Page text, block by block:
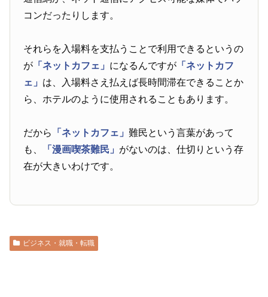
コンだったりします。
それらを入場料を支払うことで利用できるというの
が 「ネットカフェ」 になるんですが 「ネットカフ
ェ」 は、入場料さえ払えば長時間滞在できることか
ら、ホテルのように使用されることもあります。
だから 「ネットカフェ」難民という言葉があって
も、
「漫画喫茶難民」 がないのは、仕切りという存
在が大きいわけです。
ビジネス・就職・転職